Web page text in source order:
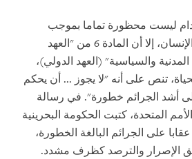
ليست محظورة تماما بموجب
القانون الدولي لحقوق الإنسان، إلا أن المادة 6 من "العهد
والسياسية" (العهد الدولي)،
تنص على أنه "لا يجوز ... أن يحكم
على أشد الجرائم خطورة". في رسالة
شباط 2019 إلى الأمم المتحدة، كتبت الحكومة البحرينية
على الجرائم البالغة الخطورة،
الإصرار والترصد كظرف مشدد.